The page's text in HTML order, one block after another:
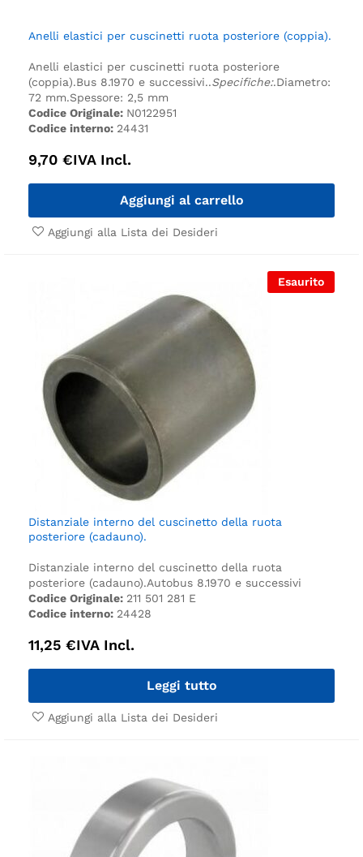
Anelli elastici per cuscinetti ruota posteriore (coppia).
Anelli elastici per cuscinetti ruota posteriore
(coppia).Bus 8.1970 e successivi..Specifiche:.Diametro:
72 mm.Spessore: 2,5 mm
Codice Originale: N0122951
Codice interno: 24431
9,70 €IVA Incl.
Aggiungi al carrello
Aggiungi alla Lista dei Desideri
Esaurito
Distanziale interno del cuscinetto della ruota
posteriore (cadauno).
Distanziale interno del cuscinetto della ruota
posteriore (cadauno).Autobus 8.1970 e successivi
Codice Originale: 211 501 281 E
Codice interno: 24428
11,25 €IVA Incl.
Leggi tutto
Aggiungi alla Lista dei Desideri